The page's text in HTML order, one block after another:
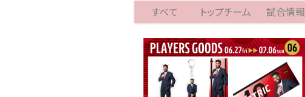
すべて トップチーム 試合情報